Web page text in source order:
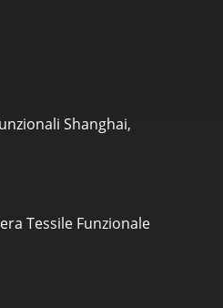
Shanghai,
Tessile Funzionale